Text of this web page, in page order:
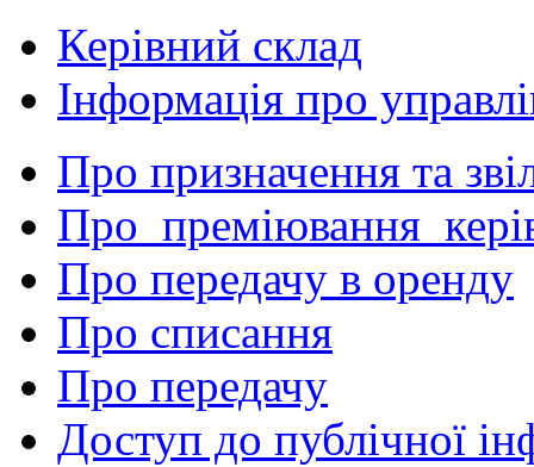
Керівний склад
Інформація про
Про призначення та
Про преміювання
Про передачу в оренду
Про списання
Про передачу
Доступ до публічної